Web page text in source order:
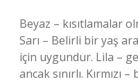
Beyaz – kısıtlamalar
Sarı – Belirli bir yaş
için uygundur. Lila –
ancak sınırlı. Kırmızı